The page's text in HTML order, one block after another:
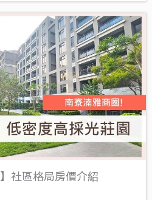
社區格局房價介紹